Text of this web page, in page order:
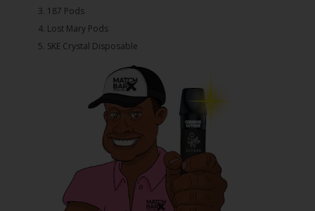
3.⁠ ⁠⁠187 Pods
4.⁠ ⁠⁠Lost Mary Pods
5.⁠ ⁠⁠SKE Crystal Disposable